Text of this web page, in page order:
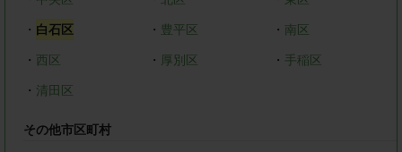
・ 白石区 ・ 豊平区 ・ 南区
・ 西区 ・ 厚別区 ・ 手稲区
・ 清田区
その他市区町村